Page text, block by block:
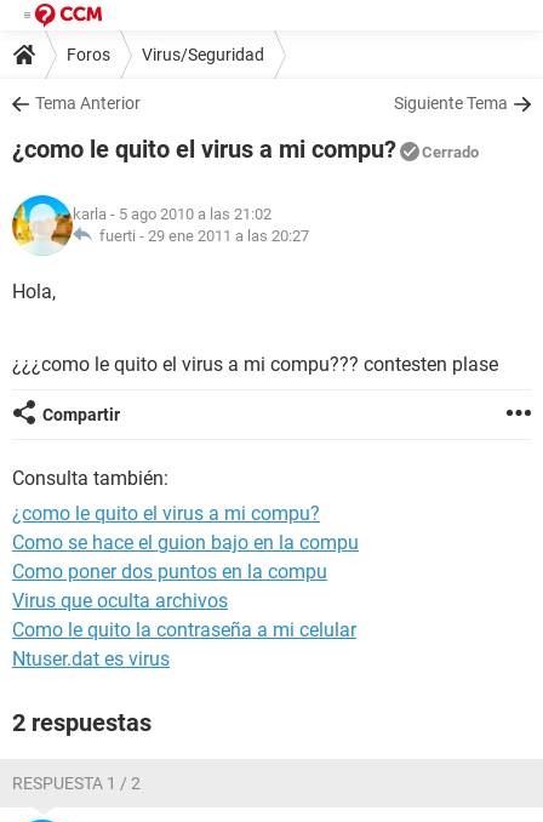
Foros Virus/Seguridad
Tema Anterior Siguiente Tema
¿como le quito el virus a mi compu? Cerrado
karla - 5 ago 2010 a las 21:02
fuerti - 29 ene 2011 a las 20:27
Hola,
¿¿¿como le quito el virus a mi compu??? contesten plase
Compartir
Consulta también:
¿como le quito el virus a mi compu?
Como se hace el guion bajo en la compu
Como poner dos puntos en la compu
Virus que oculta archivos
Como le quito la contraseña a mi celular
Ntuser.dat es virus
2 respuestas
RESPUESTA 1 / 2